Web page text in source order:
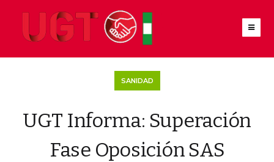
SANIDAD
UGT Informa: Superación
Fase Oposición SAS